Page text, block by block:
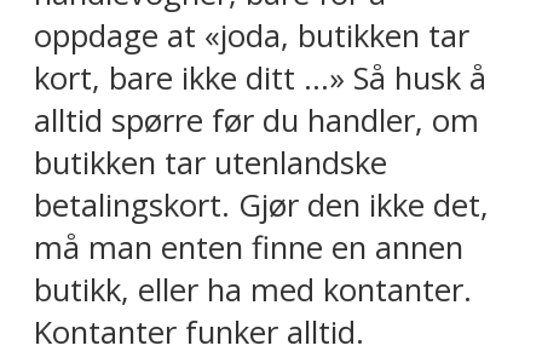
oppdage at «joda, butikken tar
kort, bare ikke ditt …» Så husk å
alltid spørre før du handler, om
butikken tar utenlandske
betalingskort. Gjør den ikke det,
må man enten finne en annen
butikk, eller ha med kontanter.
Kontanter funker alltid.